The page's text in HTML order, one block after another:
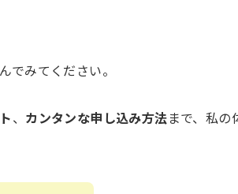
でみてください。
、 カンタンな申し込み方法まで、私